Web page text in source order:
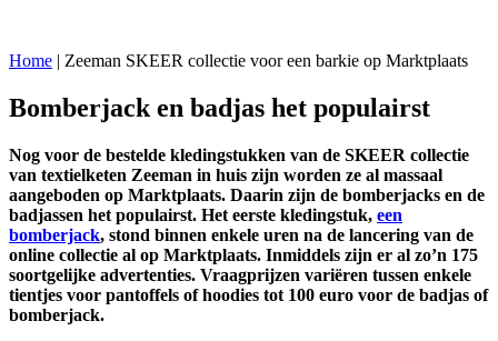
Home | Zeeman SKEER collectie voor een barkie op Marktplaats
Bomberjack en badjas het populairst
Nog voor de bestelde kledingstukken van de SKEER collectie
van textielketen Zeeman in huis zijn worden ze al massaal
aangeboden op Marktplaats. Daarin zijn de bomberjacks en de
badjassen het populairst. Het eerste kledingstuk, een
bomberjack, stond binnen enkele uren na de lancering van de
online collectie al op Marktplaats. Inmiddels zijn er al zo’n 175
soortgelijke advertenties. Vraagprijzen variëren tussen enkele
tientjes voor pantoffels of hoodies tot 100 euro voor de badjas of
bomberjack.